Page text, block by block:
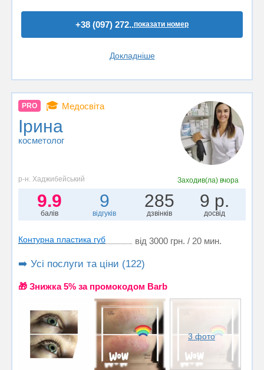
+38 (097) 272..показати номер
Докладніше
PRO 🎓 Медосвіта
Ірина
косметолог
р-н. Хаджибейський Заходив(ла) вчора
9.9
балів
9
відгуків
285
дзвінків
9 р.
досвід
Контурна пластика губ від 3000 грн. / 20 мин.
➡️ Усі послуги та ціни (122)
🎁 Знижка 5% за промокодом Barb
3 фото